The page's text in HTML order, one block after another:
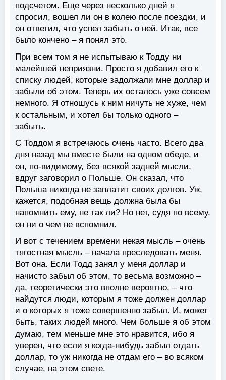
подсчетом. Еще через несколько дней я
спросил, вошел ли он в колею после поездки, и
он ответил, что успел забыть о ней. Итак, все
было кончено – я понял это.
При всем том я не испытываю к Тодду ни
малейшей неприязни. Просто я добавил его к
списку людей, которые задолжали мне доллар и
забыли об этом. Теперь их осталось уже совсем
немного. Я отношусь к ним ничуть не хуже, чем
к остальным, и хотел бы только одного –
забыть.
С Тоддом я встречаюсь очень часто. Всего два
дня назад мы вместе были на одном обеде, и
он, по-видимому, без всякой задней мысли,
вдруг заговорил о Польше. Он сказал, что
Польша никогда не заплатит своих долгов. Уж,
кажется, подобная вещь должна была бы
напомнить ему, не так ли? Но нет, судя по всему,
он ни о чем не вспомнил.
И вот с течением времени некая мысль – очень
тягостная мысль – начала преследовать меня.
Вот она. Если Тодд занял у меня доллар и
начисто забыл об этом, то весьма возможно –
да, теоретически это вполне вероятно, – что
найдутся люди, которым я тоже должен доллар
и о которых я тоже совершенно забыл. И, может
быть, таких людей много. Чем больше я об этом
думаю, тем меньше мне это нравится, ибо я
уверен, что если я когда-нибудь забыл отдать
доллар, то уж никогда не отдам его – во всяком
случае, на этом свете.